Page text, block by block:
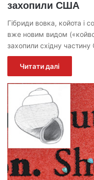
захопили США
Гібриди вовка, койота і
вже новим видом
захопили східну
Читати далі